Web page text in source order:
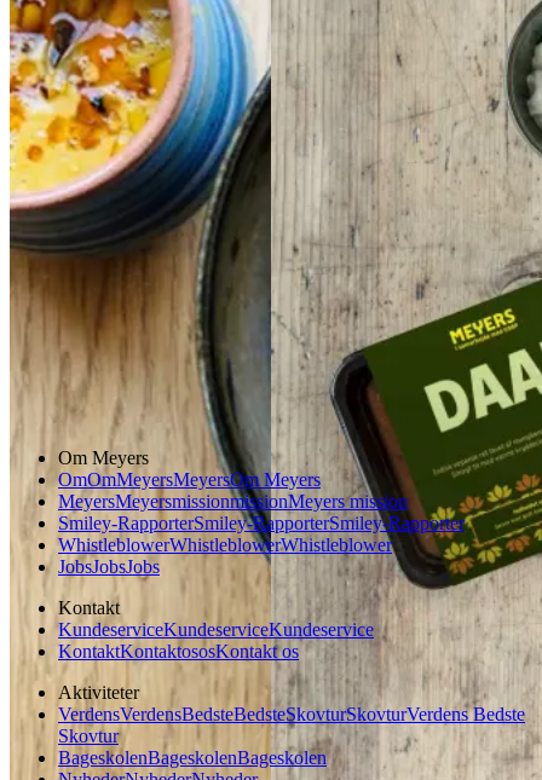
CremetCremet
muslingesuppe musli
ngesuppe medmed
majsmajs
Gem opskrift
Aftensmad
Indisk Indisk
daal
daal
Gem opskrift
Aftensmad
Glutenfri
Vegetarisk
Vegansk
Om Meyers
OmOmMeyersMeyersOm Meyers
MeyersMeyersmissionmissionMeyers mission
Smiley-RapporterSmiley-RapporterSmiley-Rapporter
WhistleblowerWhistleblowerWhistleblower
JobsJobsJobs
Kontakt
KundeserviceKundeserviceKundeservice
KontaktKontaktososKontakt os
Aktiviteter
VerdensVerdensBedsteBedsteSkovturSkovturVerdens Bedste
Skovtur
BageskolenBageskolenBageskolen